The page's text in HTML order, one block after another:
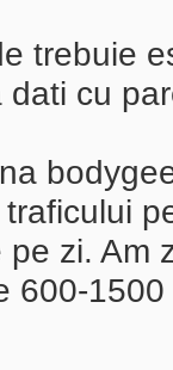
trebuie
cu
zi. Am
600-